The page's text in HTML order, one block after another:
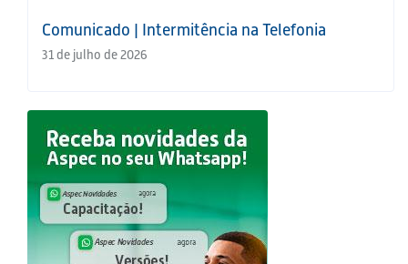
Comunicado | Intermitência na Telefonia
31 de julho de 2026